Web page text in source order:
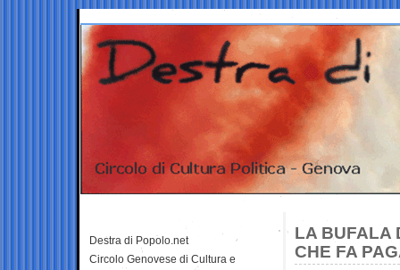
LA BUFALA
CHE FA
Destra di Popolo.net
Circolo Genovese di Cultura e